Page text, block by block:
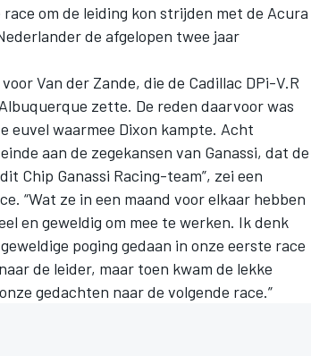
om de leiding kon strijden met de Acura
de afgelopen twee jaar
Van der Zande, die de Cadillac DPi-V.R
zette. De reden daarvoor was
euvel waarmee Dixon kampte. Acht
aan de zegekansen van Ganassi, dat de
Chip Ganassi Racing-team”, zei een
“Wat ze in een maand voor elkaar hebben
en geweldig om mee te werken. Ik denk
poging gedaan in onze eerste race
de leider, maar toen kwam de lekke
gedachten naar de volgende race.”